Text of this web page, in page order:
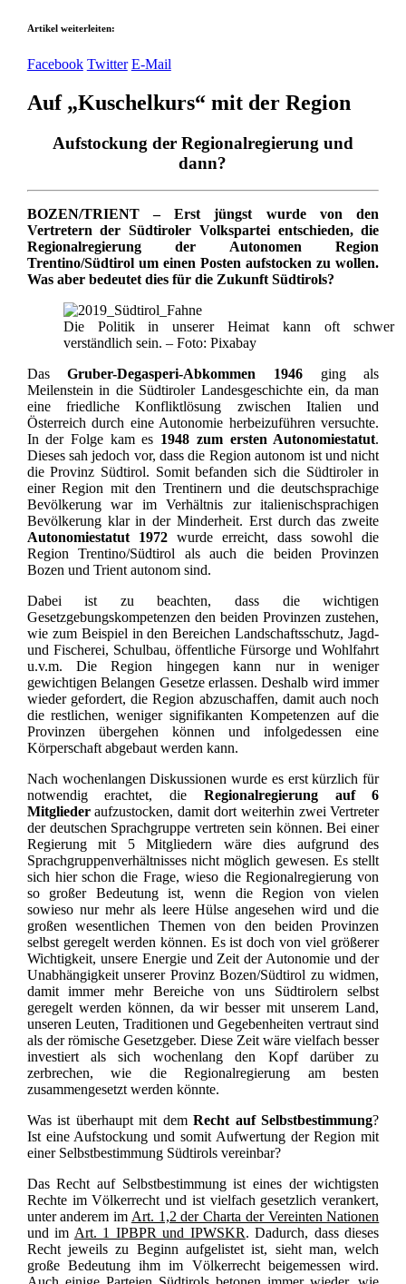
Artikel weiterleiten:
Facebook Twitter E-Mail
Auf „Kuschelkurs“ mit der Region
Aufstockung der Regionalregierung und
dann?
BOZEN/TRIENT – Erst jüngst wurde von den
Vertretern der Südtiroler Volkspartei entschieden, die
Regionalregierung der Autonomen Region
Trentino/Südtirol um einen Posten aufstocken zu wollen.
Was aber bedeutet dies für die Zukunft Südtirols?
Die Politik in unserer Heimat kann oft schwer
verständlich sein. – Foto: Pixabay
DasGruber-Degasperi-Abkommen 1946 ging als
Meilenstein in die Südtiroler Landesgeschichte ein, da man
eine friedliche Konfliktlösung zwischen Italien und
Österreich durch eine Autonomie herbeizuführen versuchte.
In der Folge kam es 1948 zum ersten Autonomiestatut.
Dieses sah jedoch vor, dass die Region autonom ist und nicht
die Provinz Südtirol. Somit befanden sich die Südtiroler in
einer Region mit den Trentinern und die deutschsprachige
Bevölkerung war im Verhältnis zur italienischsprachigen
Bevölkerung klar in der Minderheit. Erst durch das zweite
Autonomiestatut 1972wurde erreicht, dass sowohl die
Region Trentino/Südtirol als auch die beiden Provinzen
Bozen und Trient autonom sind.
Dabei ist zu beachten, dass die wichtigen
Gesetzgebungskompetenzen den beiden Provinzen zustehen,
wie zum Beispiel in den Bereichen Landschaftsschutz, Jagd-
und Fischerei, Schulbau, öffentliche Fürsorge und Wohlfahrt
u.v.m. Die Region hingegen kann nur in weniger
gewichtigen Belangen Gesetze erlassen. Deshalb wird immer
wieder gefordert, die Region abzuschaffen, damit auch noch
die restlichen, weniger signifikanten Kompetenzen auf die
Provinzen übergehen können und infolgedessen eine
Körperschaft abgebaut werden kann.
Nach wochenlangen Diskussionen wurde es erst kürzlich für
notwendig erachtet, die Regionalregierung auf 6
Mitgliederaufzustocken, damit dort weiterhin zwei Vertreter
der deutschen Sprachgruppe vertreten sein können. Bei einer
Regierung mit 5 Mitgliedern wäre dies aufgrund des
Sprachgruppenverhältnisses nicht möglich gewesen. Es stellt
sich hier schon die Frage, wieso die Regionalregierung von
so großer Bedeutung ist, wenn die Region von vielen
sowieso nur mehr als leere Hülse angesehen wird und die
großen wesentlichen Themen von den beiden Provinzen
selbst geregelt werden können. Es ist doch von viel größerer
Wichtigkeit, unsere Energie und Zeit der Autonomie und der
Unabhängigkeit unserer Provinz Bozen/Südtirol zu widmen,
damit immer mehr Bereiche von uns Südtirolern selbst
geregelt werden können, da wir besser mit unserem Land,
unseren Leuten, Traditionen und Gegebenheiten vertraut sind
als der römische Gesetzgeber. Diese Zeit wäre vielfach besser
investiert als sich wochenlang den Kopf darüber zu
zerbrechen, wie die Regionalregierung am besten
zusammengesetzt werden könnte.
Was ist überhaupt mit demRecht auf Selbstbestimmung?
Ist eine Aufstockung und somit Aufwertung der Region mit
einer Selbstbestimmung Südtirols vereinbar?
Das Recht auf Selbstbestimmung ist eines der wichtigsten
Rechte im Völkerrecht und ist vielfach gesetzlich verankert,
unter anderem im Art. 1,2 der Charta der Vereinten Nationen
und im Art. 1 IPBPR und IPWSKR. Dadurch, dass dieses
Recht jeweils zu Beginn aufgelistet ist, sieht man, welch
große Bedeutung ihm im Völkerrecht beigemessen wird.